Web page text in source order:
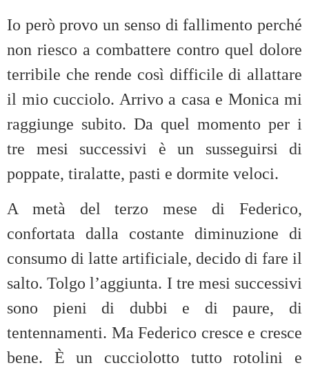
Io però provo un senso di fallimento perché
non riesco a combattere contro quel dolore
terribile che rende così difficile di allattare
il mio cucciolo. Arrivo a casa e Monica mi
raggiunge subito. Da quel momento per i
tre mesi successivi è un susseguirsi di
poppate, tiralatte, pasti e dormite veloci.
A metà del terzo mese di Federico,
confortata dalla costante diminuzione di
consumo di latte artificiale, decido di fare il
salto. Tolgo l’aggiunta. I tre mesi successivi
sono pieni di dubbi e di paure, di
tentennamenti. Ma Federico cresce e cresce
bene. È un cucciolotto tutto rotolini e